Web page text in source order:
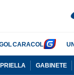
CARACOL
GABINETE